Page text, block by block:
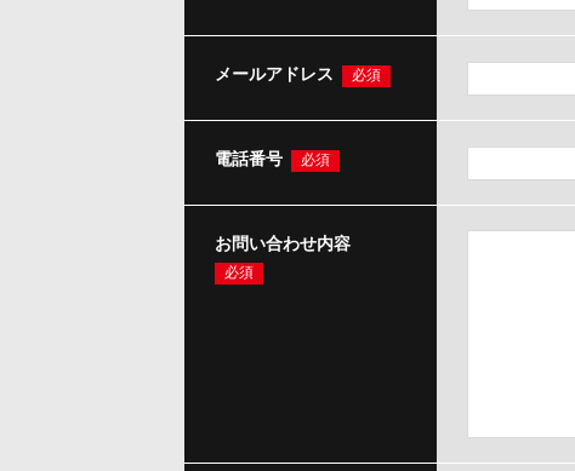
メールアドレス 必須
電話番号 必須
お問い合わせ内容
必須